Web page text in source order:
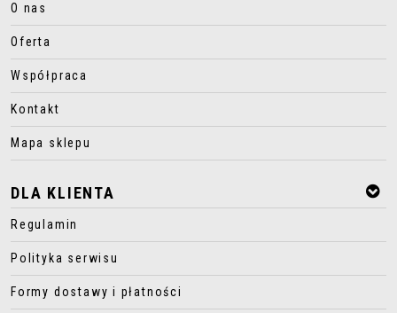
O nas
Oferta
Współpraca
Kontakt
Mapa sklepu
DLA KLIENTA
Regulamin
Polityka serwisu
Formy dostawy i płatności